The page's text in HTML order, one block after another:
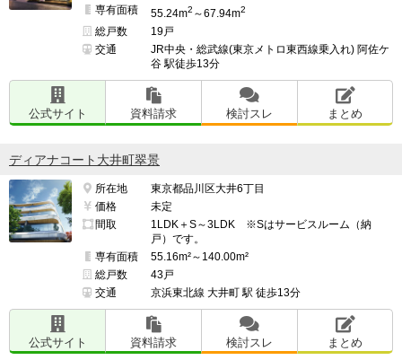
専有面積
55.24m2 ～67.94m2
総戸数
19戸
交通
JR中央・総武線(東京メトロ東西線乗入れ) 阿佐ケ
谷 駅徒歩13分
公式サイト 資料請求 検討スレ まとめ
ディアナコート大井町翠景
所在地
東京都品川区大井6丁目
価格
未定
間取
1LDK＋S～3LDK ※Sはサービスルーム（納
戸）です。
専有面積
55.16m²～140.00m²
総戸数
43戸
交通
京浜東北線 大井町 駅 徒歩13分
公式サイト 資料請求 検討スレ まとめ